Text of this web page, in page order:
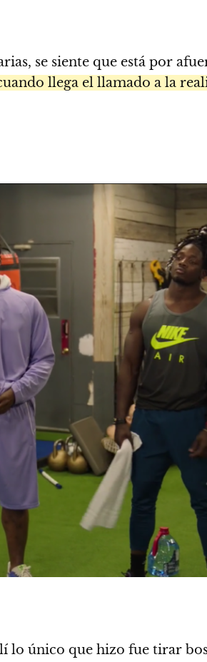
se siente que está por
llega el llamado a la
lo único que hizo fue tirar